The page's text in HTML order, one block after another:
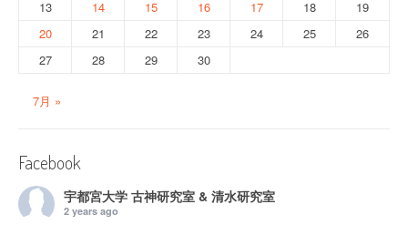
13
14 15 16 17 18
19
20
21 22 23 24 25
26
27
28 29 30
7月 »
Facebook
宇都宮大学 古神研究室 & 清水研究室
2 years ago